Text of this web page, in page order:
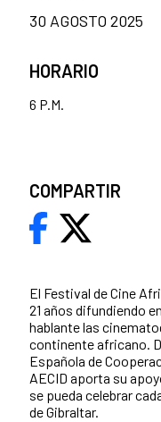
El Festival de Cine
21 años difundiendo
hablante las
continente africano.
Española de
AECID aporta su
se pueda celebrar
de Gibraltar.
30 AGOSTO 2025
HORARIO
6 P.M.
COMPARTIR